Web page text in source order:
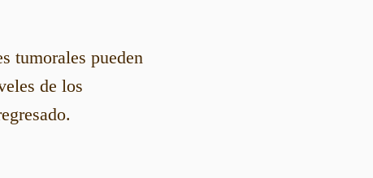
tumorales pueden
de los